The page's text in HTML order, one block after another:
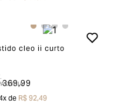
cleo ii curto
x deR$ 92,49